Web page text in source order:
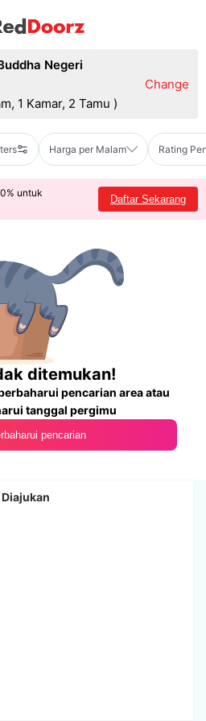
Negeri
1 Kamar, 2 Tamu )
Change
Harga per Malam Rating
untuk
Daftar Sekarang
ditemukan!
pencarian area atau
tanggal pergimu
pencarian